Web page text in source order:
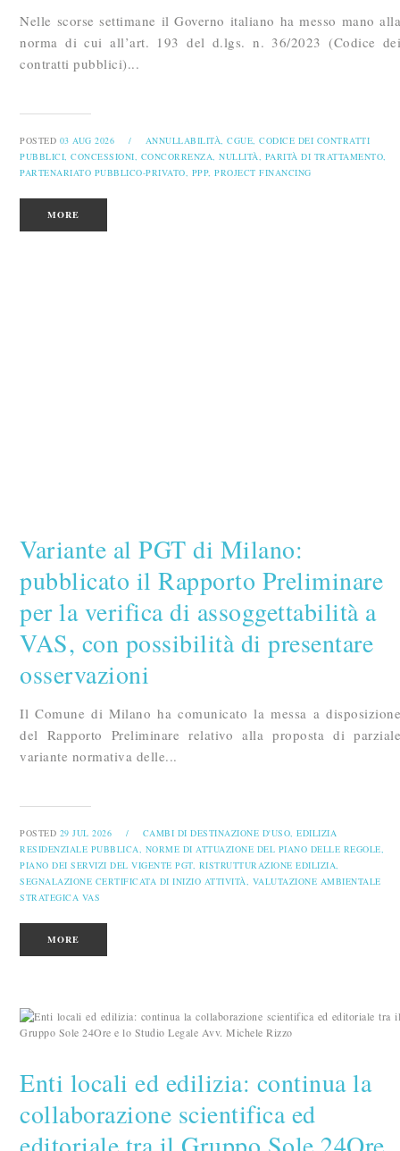
Nelle scorse settimane il Governo italiano ha messo mano
norma di cui all’art. 193 del d.lgs. n. 36/2023 (Codice
contratti pubblici)...
POSTED 03 AUG 2026 / ANNULLABILITÀ, CGUE, CODICE DEI CONTRATTI
PUBBLICI, CONCESSIONI, CONCORRENZA, NULLITÀ, PARITÀ DI TRATTAMENTO,
PARTENARIATO PUBBLICO-PRIVATO, PPP, PROJECT FINANCING
MORE
Variante al PGT di Milano:
pubblicato il Rapporto Preliminare
per la verifica di assoggettabilità a
VAS, con possibilità di presentare
osservazioni
Il Comune di Milano ha comunicato la messa a
del Rapporto Preliminare relativo alla proposta di
variante normativa delle...
POSTED 29 JUL 2026 / CAMBI DI DESTINAZIONE D'USO, EDILIZIA
RESIDENZIALE PUBBLICA, NORME DI ATTUAZIONE DEL PIANO DELLE REGOLE,
PIANO DEI SERVIZI DEL VIGENTE PGT, RISTRUTTURAZIONE EDILIZIA,
SEGNALAZIONE CERTIFICATA DI INIZIO ATTIVITÀ, VALUTAZIONE AMBIENTALE
STRATEGICA VAS
MORE
Enti locali ed edilizia: continua la
collaborazione scientifica ed